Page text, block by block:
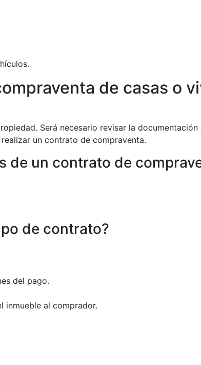
de casas o
Será necesario revisar la documentación
un contrato de compraventa.
de un contrato de
de contrato?
del pago.
inmueble al comprador.